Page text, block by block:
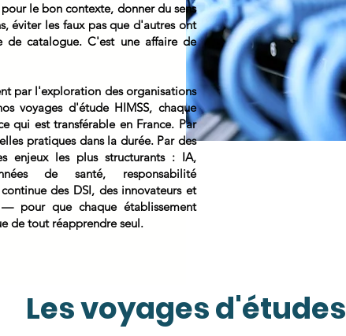
le bon contexte, donner du sens
éviter les faux pas que d'autres ont
catalogue. C'est une affaire de
par l'exploration des organisations
voyages d'étude HIMSS, chaque
qui est transférable en France. Par
pratiques dans la durée. Par des
enjeux les plus structurants : IA,
de santé, responsabilité
des DSI, des innovateurs et
pour que chaque établissement
de tout réapprendre seul.
Les voyages d'études